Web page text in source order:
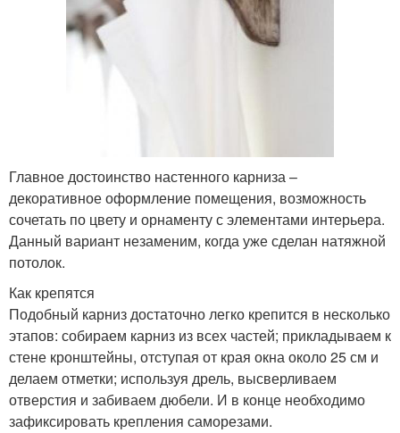
Главное достоинство настенного карниза –
декоративное оформление помещения, возможность
сочетать по цвету и орнаменту с элементами интерьера.
Данный вариант незаменим, когда уже сделан натяжной
потолок.
Как крепятся
Подобный карниз достаточно легко крепится в несколько
этапов: собираем карниз из всех частей; прикладываем к
стене кронштейны, отступая от края окна около 25 см и
делаем отметки; используя дрель, высверливаем
отверстия и забиваем дюбели. И в конце необходимо
зафиксировать крепления саморезами.